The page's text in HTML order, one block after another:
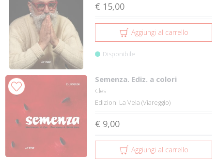
€ 15,00
Aggiungi al carrello
Disponibile
Semenza. Ediz. a colori
Cles
Edizioni La Vela (Viareggio)
€ 9,00
Aggiungi al carrello